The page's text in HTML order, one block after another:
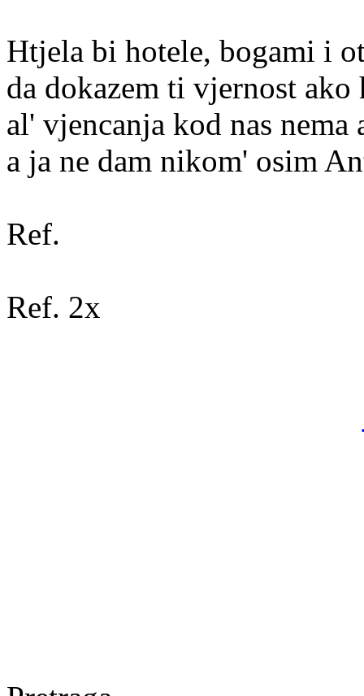
Htjela bi hotele, bogami i
da dokazem ti vjernost ako
al' vjencanja kod nas nema
a ja ne dam nikom' osim
Ref.
Ref. 2x